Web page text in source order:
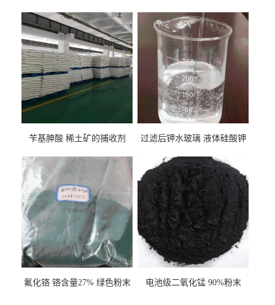
苄基胂酸 稀土矿的捕收剂 过滤后钾水玻璃 液体硅酸钾
氟化铬 铬含量27% 绿色粉末 电池级二氧化锰 90%粉末